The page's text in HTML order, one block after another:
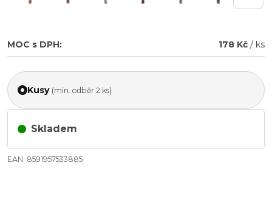
MOC s DPH: 178 Kč / ks
Kusy (min. odběr 2 ks)
Skladem
EAN: 8591957533885